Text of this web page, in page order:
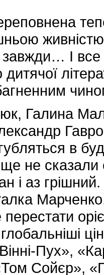
завжди… І
Галина
в
ще не
і аз
Пух»,
Сойєр»,